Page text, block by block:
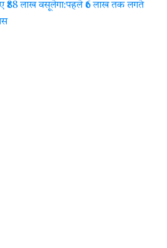
₹88 लाख वसूलेगा:पहले ₹6 लाख तक लगते